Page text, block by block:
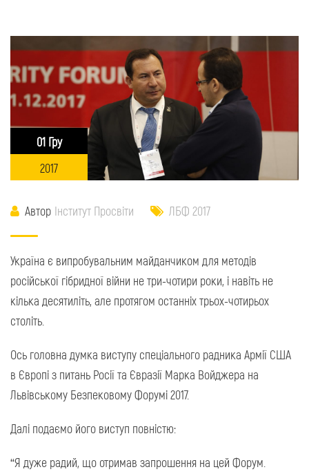
01 Гру
2017
Автор Інститут Просвіти ЛБФ 2017
Україна є випробувальним майданчиком для методів
російської гібридної війни не три-чотири роки, і навіть не
кілька десятиліть, але протягом останніх трьох-чотирьох
століть.
Ось головна думка виступу спеціального радника Армії США
в Європі з питань Росії та Євразії Марка Войджера на
Львівському Безпековому Форумі 2017.
Далі подаємо його виступ повністю:
“Я дуже радий, що отримав запрошення на цей Форум.